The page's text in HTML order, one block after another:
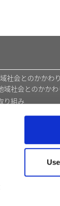
社会とのかかわり
域社会とのかかわ
り組み
育支援活動